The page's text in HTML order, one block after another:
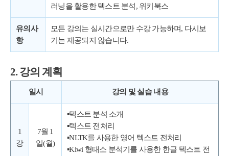
러닝을 활용한 텍스트 분석, 위키북스
유의사
항
모든 강의는 실시간으로만 수강 가능하며, 다시보
기는 제공되지 않습니다.
2. 강의 계획
일시 강의 및 실습 내용
1
강
7월 1
일(월)
▪텍스트 분석 소개
▪텍스트 전처리
▪NLTK를 사용한 영어 텍스트 전처리
▪Kiwi 형태소 분석기를 사용한 한글 텍스트 전